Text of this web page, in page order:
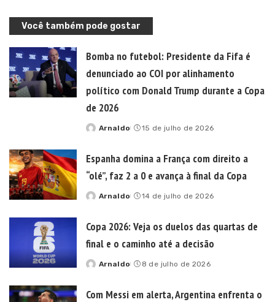
Você também pode gostar
Bomba no futebol: Presidente da Fifa é
denunciado ao COI por alinhamento
político com Donald Trump durante a Copa
de 2026
Posted
Arnaldo 15 de julho de 2026
Espanha domina a França com direito a
“olé”, faz 2 a 0 e avança à final da Copa
Posted
Arnaldo 14 de julho de 2026
Copa 2026: Veja os duelos das quartas de
final e o caminho até a decisão
Posted
Arnaldo 8 de julho de 2026
Com Messi em alerta, Argentina enfrenta o